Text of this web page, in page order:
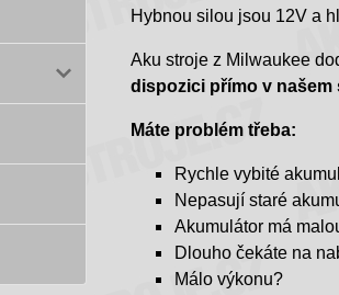
Hybnou silou jsou 12V a
Aku stroje z Milwaukee
dispozici přímo v našem
Máte problém třeba:
Rychle vybité
Nepasují staré
Akumulátor má
Dlouho čekáte na
Málo výkonu?